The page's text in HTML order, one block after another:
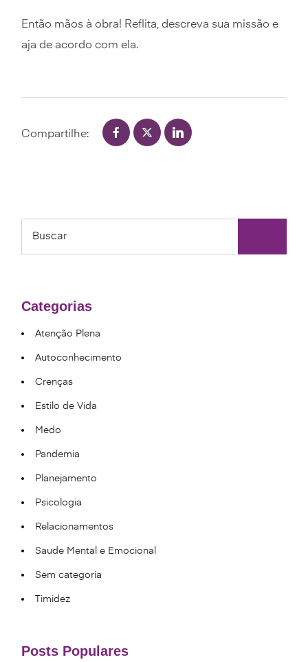
Então mãos à obra! Reflita, descreva sua missão e
aja de acordo com ela.
Compartilhe:
Categorias
Atenção Plena
Autoconhecimento
Crenças
Estilo de Vida
Medo
Pandemia
Planejamento
Psicologia
Relacionamentos
Saude Mental e Emocional
Sem categoria
Timidez
Posts Populares